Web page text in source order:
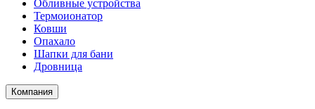
Обливные устройства
Термоионатор
Ковши
Опахало
Шапки для бани
Дровница
Компания